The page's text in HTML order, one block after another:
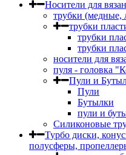
Носители для
трубки
трубки
трубки
трубки
носители для
пуля - головка
Пули и
Пули
Бутылки
пули и
Силиконовые
Турбо диски,
полусферы,